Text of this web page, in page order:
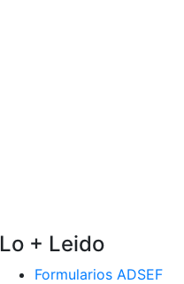
Lo + Leido
Formularios ADSEF